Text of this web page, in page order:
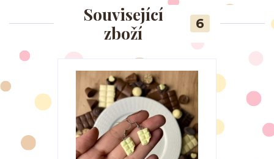
Související
zboží
6